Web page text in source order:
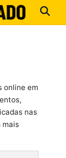
online em
nas
mais